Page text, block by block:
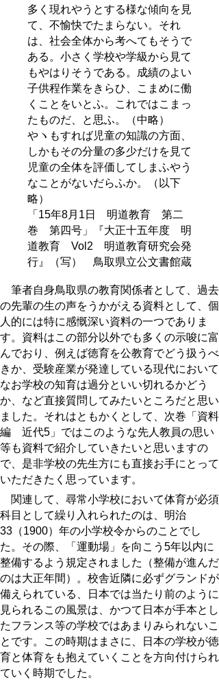
多く現れやうとする様な傾向を見
て、不愉快でたまらない。それ
は、社会全体から考へてもそうで
ある。小さく学校や学級から見て
もやはりそうである。成績のよい
子供程作業をきらひ、こまめに働
くことをいとふ。これではこまっ
たものだ、と思ふ。（中略）
やヽもすれば児童の知識の方面、
しかもその分量の多少だけを見て
児童の全体を評価してしまふやう
なことがないだらふか。（以下
略）
「15年8月1日 明道教育 第二
巻 第四号」『大正十五年度 明
道教育 Vol2 明道教育研究会発
行』（写） 鳥取県立公文書館蔵
筆者自身鳥取県の教育関係者として、過去
の先輩の生の声をうかがえる資料として、個
人的には特に感慨深い資料の一つでありま
す。資料はこの部分以外でも多くの示唆に富
んでおり、例えば徳育を公教育でどう扱うべ
きか、受験産業が発達している現代において
なお学校の知育は過分といい切れるかどう
か、など直接質問してみたいところだと思い
ました。それはともかくとして、次巻「資料
編 近代5」ではこのような先人教員の思い
等も資料で紹介していきたいと思いますの
で、是非学校の先生方にも直接お手にとって
いただきたく思っています。
関連して、尋常小学校において体育が必須
科目として繰り入れられたのは、明治
33（1900）年の小学校令からのことでし
た。その際、「運動場」を向こう5年以内に
整備するよう規定されました（整備が進んだ
のは大正年間）。校舎近隣に必ずグランドが
備えられている、日本では当たり前のように
見られるこの風景は、かつて日本が手本とし
たフランス等の学校ではあまりみられないこ
とです。この時期はまさに、日本の学校が徳
育と体育をも抱えていくことを方向付けられ
ていく時期でした。